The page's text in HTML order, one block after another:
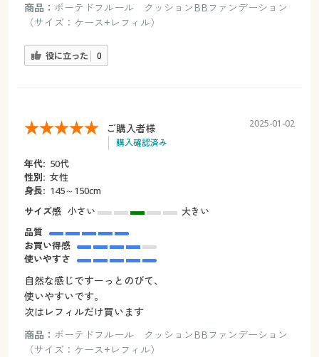
商品： ボーテドフルール クッションBBファンデーション
（サイズ：ケース+レフィル）
役に立った 0
ご購入者様
購入確認済み
2025-01-02
年代: 50代
性別: 女性
身長: 145～150cm
サイズ感 小さい
大きい
品質
お買い得感
使いやすさ
自然な感じですーっとのびて、
使いやすいです。
次はレフィルだけ買います
商品： ボーテドフルール クッションBBファンデーション
（サイズ：ケース+レフィル）